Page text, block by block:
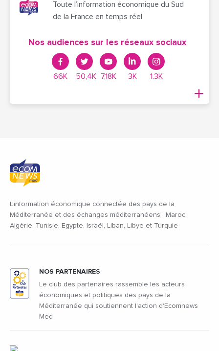
Toute l’information économique du Sud
de la France en temps réel
Nos audiences sur les réseaux sociaux
66K 50,4K 7,18K 3K 1.3K
L'information économique connectée des pays de la
Méditerranée et des échanges méditerranéens : Maroc,
Algérie, Tunisie, Egypte, Israël, Liban, Libye et Turquie
NOS PARTENAIRES
Le club des partenaires rassemble les acteurs
économiques et politiques des pays de la
Méditerranée qui soutiennent l'action d'Ecomnews
Med